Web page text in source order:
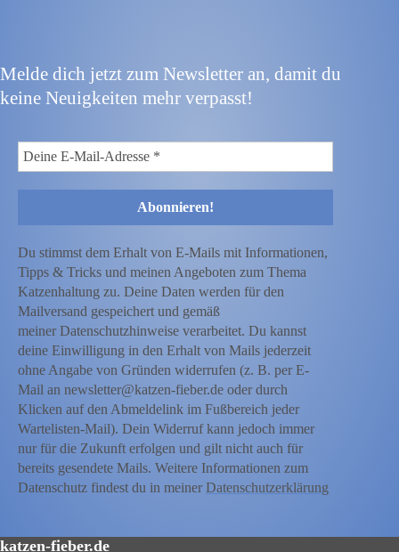
Melde dich jetzt zum Newsletter an, damit du
keine Neuigkeiten mehr verpasst!
Du stimmst dem Erhalt von E-Mails mit Informationen,
Tipps & Tricks und meinen Angeboten zum Thema
Katzenhaltung zu. Deine Daten werden für den
Mailversand gespeichert und gemäß
meiner Datenschutzhinweise verarbeitet. Du kannst
deine Einwilligung in den Erhalt von Mails jederzeit
ohne Angabe von Gründen widerrufen (z. B. per E-
Mail an newsletter@katzen-fieber.de oder durch
Klicken auf den Abmeldelink im Fußbereich jeder
Wartelisten-Mail). Dein Widerruf kann jedoch immer
nur für die Zukunft erfolgen und gilt nicht auch für
bereits gesendete Mails. Weitere Informationen zum
Datenschutz findest du in meinerDatenschutzerklärung
katzen-fieber.de